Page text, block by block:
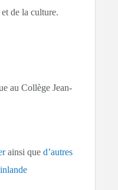
de la culture.
au Collège Jean-
ainsi qued’autres